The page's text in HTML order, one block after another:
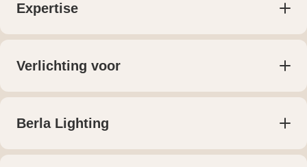
Expertise
Lichtplan voor particulieren
Lichtplan voor bedrijven
Projecten
Verlichting voor
Retail
Bedrijven
Horeca
Berla Lighting
Publicaties